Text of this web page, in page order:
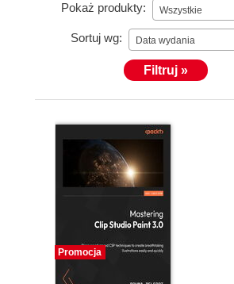
Pokaż produkty: Wszystkie
Sortuj wg: Data wydania
Filtruj »
Promocja